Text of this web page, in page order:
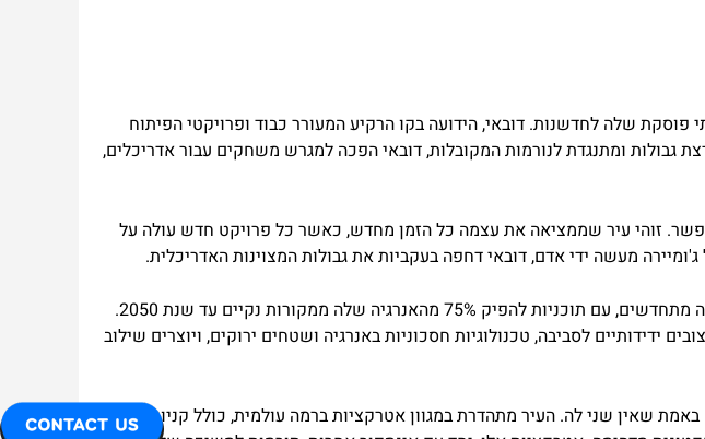
שלה לחדשנות. דובאי, הידועה בקו הרקיע המעורר כבוד ופרויקטי הפיתוח
ומתנגדת לנורמות המקובלות, דובאי הפכה למגרש משחקים עבור אדריכלים,
זוהי עיר שממציאה את עצמה כל הזמן מחדש, כאשר כל פרויקט חדש עולה על
מעשה ידי אדם, דובאי דחפה בעקביות את גבולות המצוינות האדריכלית.
יתרה מכך, המחויבות של דובאי לקיימות ויוזמות ירוקות ראויה לשבח. העיר אימצה מקורות אנרגיה מתחדשים, עם תוכניות להפיק 75% מהאנרגיה שלה ממקורות נקיים עד שנת 2050.
ידידותיים לסביבה, טכנולוגיות חסכוניות באנרגיה ושטחים ירוקים, ויוצרים שילוב
שאין שני לה. העיר מתהדרת במגוון אטרקציות ברמה עולמית, כולל קניון דובאי,